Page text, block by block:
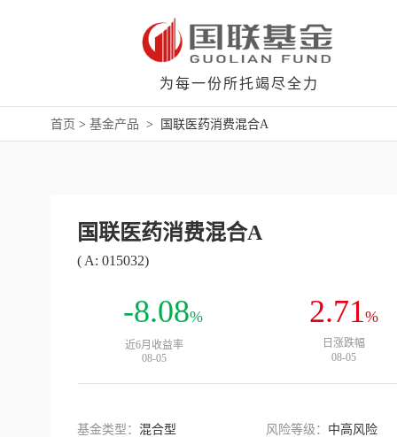
为每一份所托竭尽全力
首页 > 基金产品 > 国联医药消费混合A
国联医药消费混合A
( A: 015032)
-8.08%
近6月收益率
08-05
2.71%
日涨跌幅
08-05
基金类型： 混合型 风险等级： 中高风险